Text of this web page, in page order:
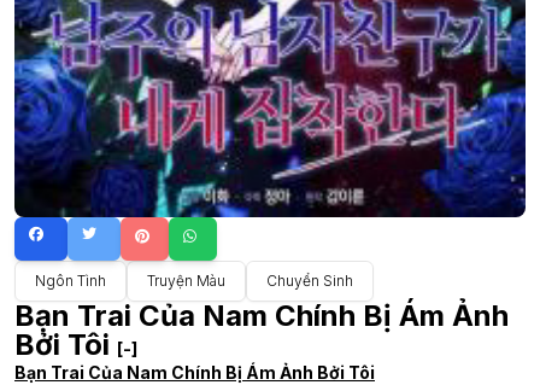
Ngôn Tình Truyện Màu Chuyển Sinh
Bạn Trai Của Nam Chính Bị Ám Ảnh
Bởi Tôi [-]
Bạn Trai Của Nam Chính Bị Ám Ảnh Bởi Tôi